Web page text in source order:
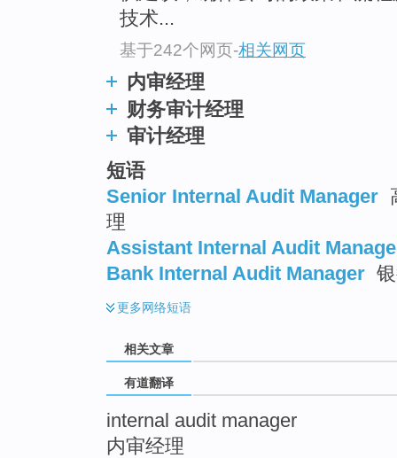
技术...
基于242个网页-相关网页
内审经理
财务审计经理
审计经理
短语
Senior Internal Audit Manager
理
Assistant Internal Audit
Bank Internal Audit Manager
更多网络短语
相关文章
有道翻译
internal audit manager
内审经理